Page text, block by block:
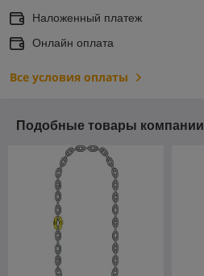
Наложенный платеж
Онлайн оплата
Все условия оплаты
Подобные товары компании